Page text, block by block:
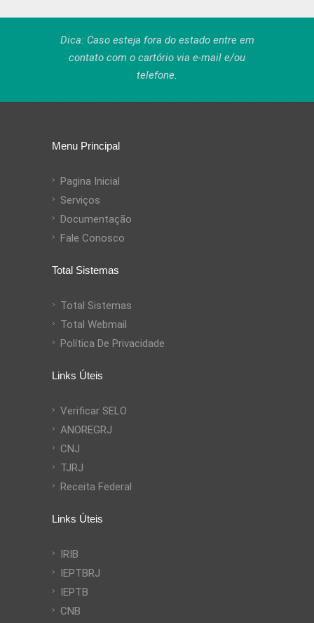
Dica: Caso esteja fora do estado entre em
contato com o cartório via e-mail e/ou
telefone.
Menu Principal
Pagina Inicial
Serviços
Documentação
Fale Conosco
Total Sistemas
Total Sistemas
Total Webmail
Política De Privacidade
Links Úteis
Verificar SELO
ANOREGRJ
CNJ
TJRJ
Receita Federal
Links Úteis
IRIB
IEPTBRJ
IEPTB
CNB